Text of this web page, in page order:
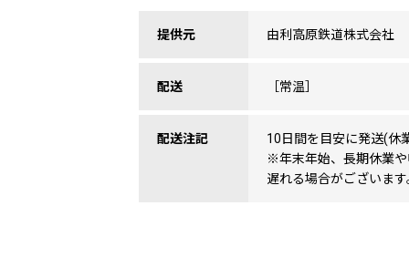
提供元 由利高原鉄道株式会社
配送 ［常温］
配送注記
10日間を目安に発送(休
※年末年始、長期休業
遅れる場合がございます